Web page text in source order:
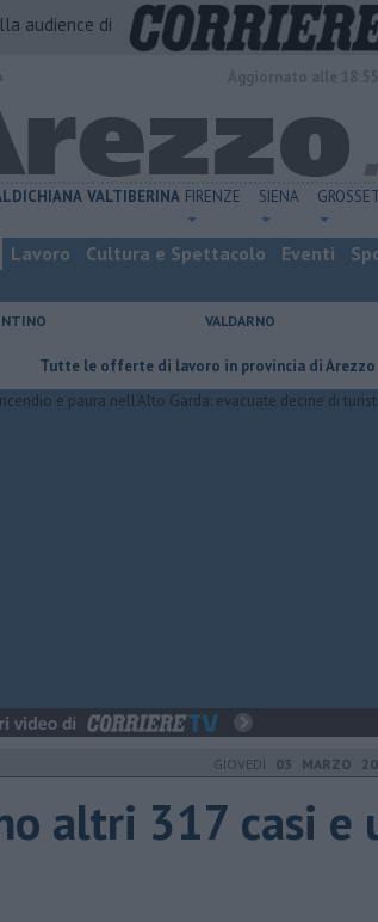
audience di
VALTIBERINA FIRENZE SIENA
Lavoro Cultura e Spettacolo Eventi
VALDARNO
le offerte di lavoro in provincia di Arezzo
GIOVEDÌ 03 MARZO
altri 317 casi e